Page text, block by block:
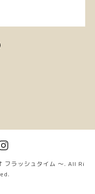
フラッシュタイム 〜. All Ri